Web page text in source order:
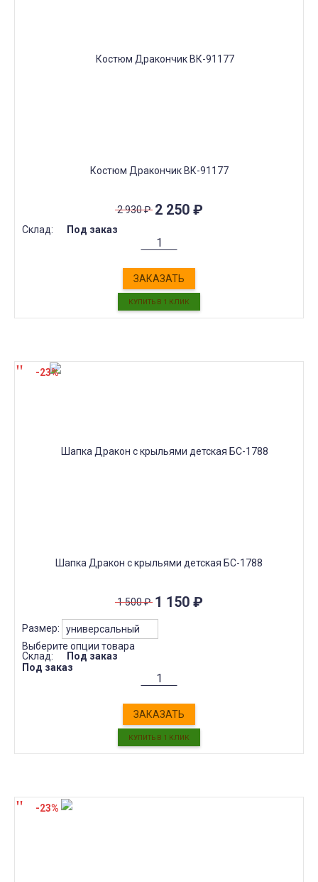
Костюм Дракончик ВК-91177
2 930₽ 2 250 ₽
Склад: Под заказ
ЗАКАЗАТЬ
Шапка Дракон с крыльями детская БС-1788
1 500₽ 1 150 ₽
Размер:
Выберите опции товара
Склад:
Под заказ
Под заказ
ЗАКАЗАТЬ
-23%
-23%